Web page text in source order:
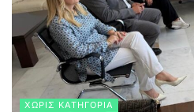
ΧΩΡΊΣ ΚΑΤΗΓΟΡΊΑ